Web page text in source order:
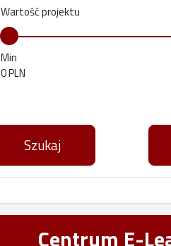
Wartość projektu
Min
0 PLN
Szukaj
Centrum E-